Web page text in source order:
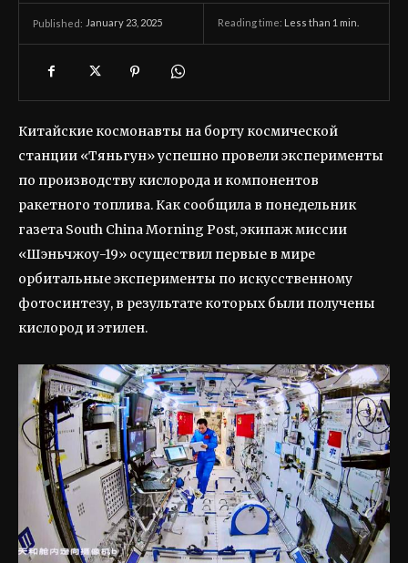
Published: January 23, 2025 Reading time: Less than 1 min.
Китайские космонавты на борту космической
станции «Тяньгун» успешно провели эксперименты
по производству кислорода и компонентов
ракетного топлива. Как сообщила в понедельник
газета South China Morning Post, экипаж миссии
«Шэньчжоу-19» осуществил первые в мире
орбитальные эксперименты по искусственному
фотосинтезу, в результате которых были получены
кислород и этилен.